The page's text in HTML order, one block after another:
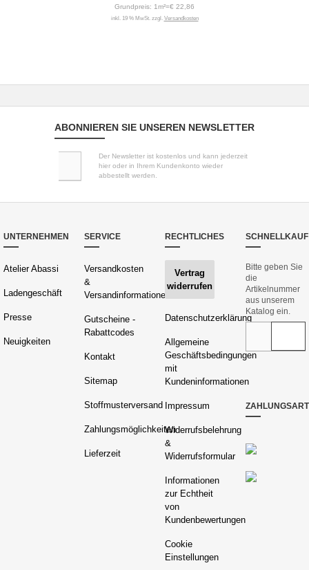
Grundpreis: 1m²=€ 22,86
inkl. 19 % MwSt. zzgl. Versandkosten
ABONNIEREN SIE UNSEREN NEWSLETTER
Der Newsletter ist kostenlos und kann jederzeit
hier oder in Ihrem Kundenkonto wieder
abbestellt werden.
UNTERNEHMEN
Atelier Abassi
Ladengeschäft
Presse
Neuigkeiten
SERVICE
Versandkosten
&
Versandinformationen
Gutscheine -
Rabattcodes
Kontakt
Sitemap
Stoffmusterversand
Zahlungsmöglichkeiten
Lieferzeit
RECHTLICHES
Vertrag
widerrufen
Datenschutzerklärung
Allgemeine
Geschäftsbedingungen
mit
Kundeninformationen
Impressum
Widerrufsbelehrung
&
Widerrufsformular
Informationen
zur Echtheit
von
Kundenbewertungen
Cookie
Einstellungen
SCHNELLKAUF
Bitte geben Sie
die
Artikelnummer
aus unserem
Katalog ein.